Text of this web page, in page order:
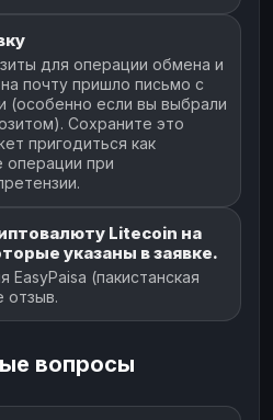
для операции обмена и
почту пришло письмо с
(особенно если вы выбрали
Сохраните это
пригодиться как
при
Litecoin на
указаны в заявке.
EasyPaisa (пакистанская
отзыв.
вопросы